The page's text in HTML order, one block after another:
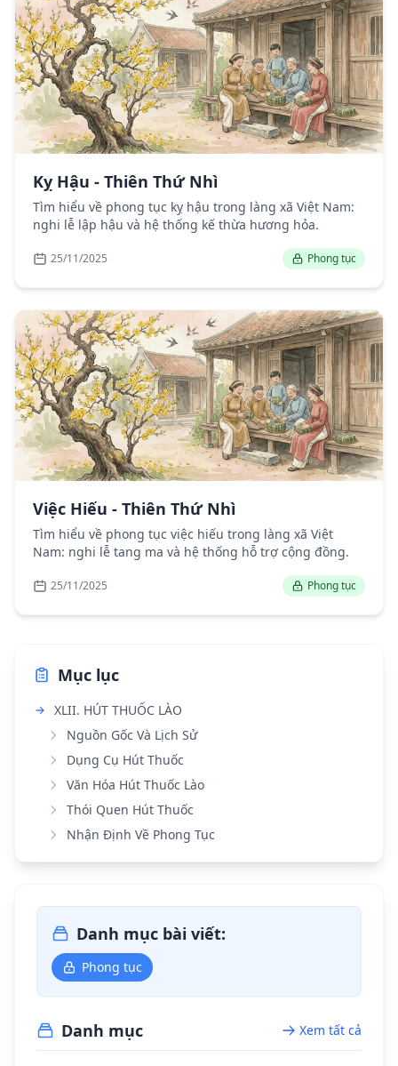
Kỵ Hậu - Thiên Thứ Nhì
Tìm hiểu về phong tục kỵ hậu trong làng xã Việt Nam:
nghi lễ lập hậu và hệ thống kế thừa hương hỏa.
25/11/2025 Phong tục
Việc Hiếu - Thiên Thứ Nhì
Tìm hiểu về phong tục việc hiếu trong làng xã Việt
Nam: nghi lễ tang ma và hệ thống hỗ trợ cộng đồng.
25/11/2025 Phong tục
Mục lục
XLII. HÚT THUỐC LÀO
Nguồn Gốc Và Lịch Sử
Dụng Cụ Hút Thuốc
Văn Hóa Hút Thuốc Lào
Thói Quen Hút Thuốc
Nhận Định Về Phong Tục
Danh mục bài viết:
Phong tục
Danh mục Xem tất cả